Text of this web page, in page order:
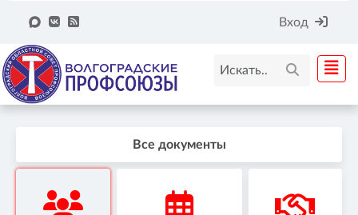
Вход
Все документы